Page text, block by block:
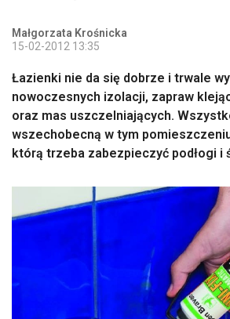
Małgorzata Krośnicka
15-02-2012 13:35
Łazienki nie da się dobrze i trwale
nowoczesnych izolacji, zapraw
oraz mas uszczelniających.
wszechobecną w tym
którą trzeba zabezpieczyć podłogi i